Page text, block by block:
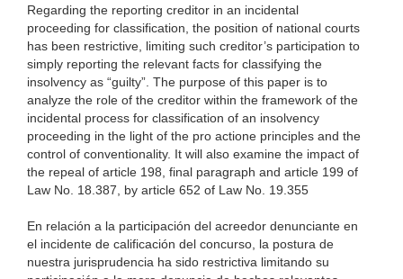
Regarding the reporting creditor in an incidental
proceeding for classification, the position of national courts
has been restrictive, limiting such creditor’s participation to
simply reporting the relevant facts for classifying the
insolvency as “guilty”. The purpose of this paper is to
analyze the role of the creditor within the framework of the
incidental process for classification of an insolvency
proceeding in the light of the pro actione principles and the
control of conventionality. It will also examine the impact of
the repeal of article 198, final paragraph and article 199 of
Law No. 18.387, by article 652 of Law No. 19.355
En relación a la participación del acreedor denunciante en
el incidente de calificación del concurso, la postura de
nuestra jurisprudencia ha sido restrictiva limitando su